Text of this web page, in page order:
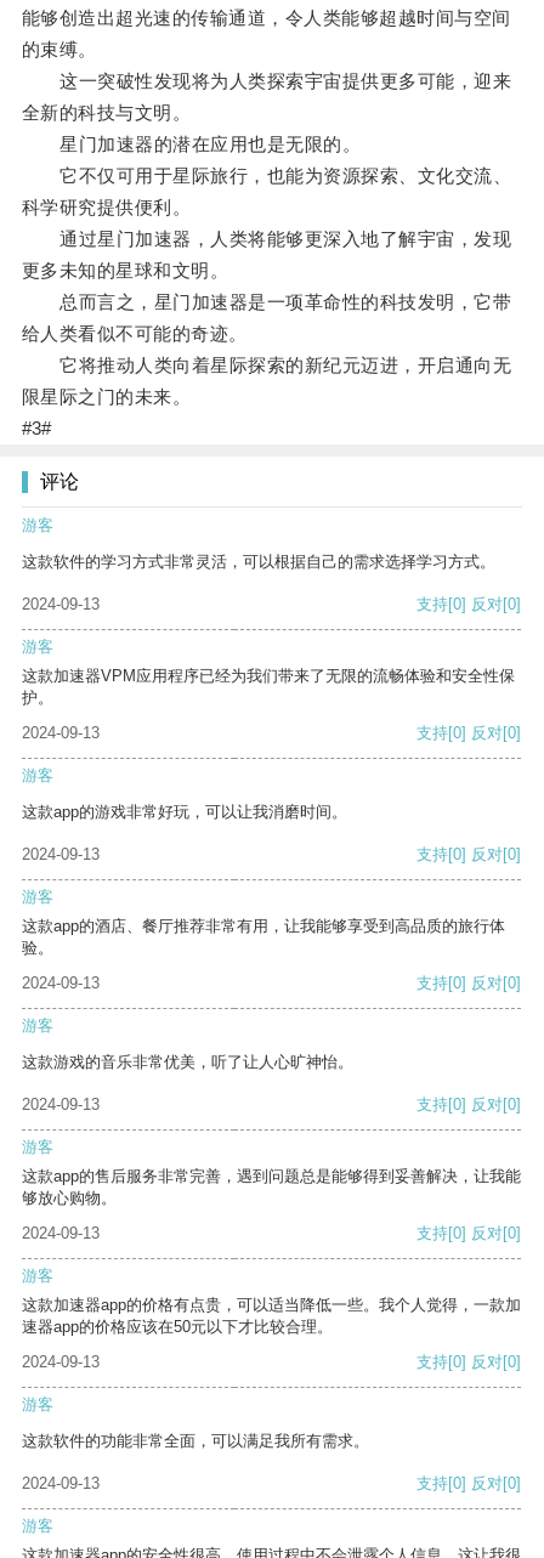
能够创造出超光速的传输通道，令人类能够超越时间与空间
的束缚。
这一突破性发现将为人类探索宇宙提供更多可能，迎来
全新的科技与文明。
星门加速器的潜在应用也是无限的。
它不仅可用于星际旅行，也能为资源探索、文化交流、
科学研究提供便利。
通过星门加速器，人类将能够更深入地了解宇宙，发现
更多未知的星球和文明。
总而言之，星门加速器是一项革命性的科技发明，它带
给人类看似不可能的奇迹。
它将推动人类向着星际探索的新纪元迈进，开启通向无
限星际之门的未来。
#3#
评论
游客
这款软件的学习方式非常灵活，可以根据自己的需求选择学习方式。
2024-09-13 支持[0] 反对[0]
游客
这款加速器VPM应用程序已经为我们带来了无限的流畅体验和安全性保
护。
2024-09-13
支持[0] 反对[0]
游客
这款app的游戏非常好玩，可以让我消磨时间。
2024-09-13 支持[0] 反对[0]
游客
这款app的酒店、餐厅推荐非常有用，让我能够享受到高品质的旅行体
验。
2024-09-13
支持[0] 反对[0]
游客
这款游戏的音乐非常优美，听了让人心旷神怡。
2024-09-13 支持[0] 反对[0]
游客
这款app的售后服务非常完善，遇到问题总是能够得到妥善解决，让我能
够放心购物。
2024-09-13
支持[0] 反对[0]
游客
这款加速器app的价格有点贵，可以适当降低一些。我个人觉得，一款加
速器app的价格应该在50元以下才比较合理。
2024-09-13
支持[0] 反对[0]
游客
这款软件的功能非常全面，可以满足我所有需求。
2024-09-13 支持[0] 反对[0]
游客